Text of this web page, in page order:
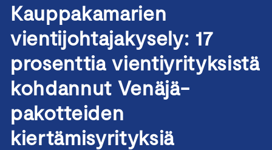
Kauppakamarien
vientijohtajakysely: 17
prosenttia vientiyrityksistä
kohdannut Venäjä-
pakotteiden
kiertämisyrityksiä